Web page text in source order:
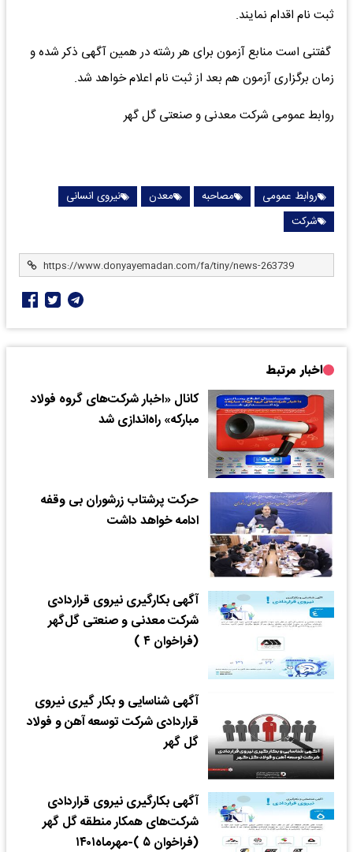
ثبت نام اقدام نمایند.
گفتنی است منابع آزمون برای هر رشته در همین آگهی ذکر شده و
زمان برگزاری آزمون هم بعد از ثبت نام اعلام خواهد شد.
روابط عمومی شرکت معدنی و صنعتی گل گهر
روابط عمومی مصاحبه معدن
نیروی انسانی
شرکت
اخبار مرتبط
کانال «اخبار شرکت‌های گروه فولاد
مبارکه» راه‌اندازی شد
حرکت پرشتاب زرشوران بی وقفه
ادامه خواهد داشت
آگهی بکارگیری نیروی قراردادی
شرکت‌ معدنی و صنعتی گل‌گهر
(فراخوان ۴ )
آگهی شناسایی و بکار گیری نیروی
قراردادی شرکت توسعه آهن و فولاد
گل گهر
آگهی بکارگیری نیروی قراردادی
شرکت‌های همکار منطقه گل گهر
(فراخوان ۵ )-مهرماه۱۴۰۱